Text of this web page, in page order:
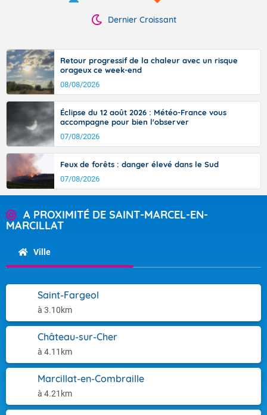
Dernier Croissant
Retour progressif de la chaleur avec un risque
orageux ce week-end
08/08/2026
Éclipse du 12 août 2026 : Météo-France vous
accompagne pour bien l'observer
07/08/2026
Feux de forêts : danger élevé dans le Sud
07/08/2026
A PROXIMITÉ DE SAINT-MARCEL-EN-
MARCILLAT
Ville
Saint-Fargeol
à 3.10km
Château-sur-Cher
à 4.11km
Marcillat-en-Combraille
à 4.21km